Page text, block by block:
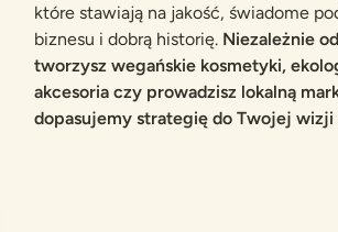
które stawiają na jakość, świadome
biznesu i dobrą historię. Niezależnie
tworzysz wegańskie kosmetyki,
akcesoria czy prowadzisz lokalną
dopasujemy strategię do Twojej wizji